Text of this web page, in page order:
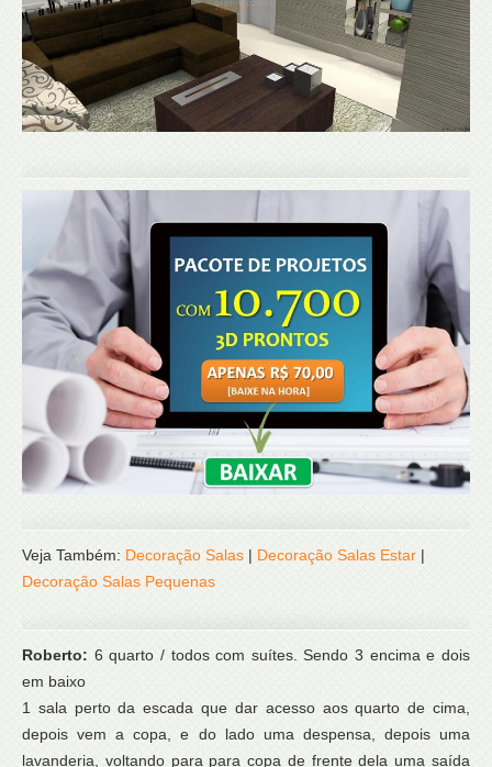
Veja Também: Decoração Salas | Decoração Salas Estar |
Decoração Salas Pequenas
Roberto: 6 quarto / todos com suítes. Sendo 3 encima e dois
em baixo
1 sala perto da escada que dar acesso aos quarto de cima,
depois vem a copa, e do lado uma despensa, depois uma
lavanderia, voltando para para copa de frente dela uma saída